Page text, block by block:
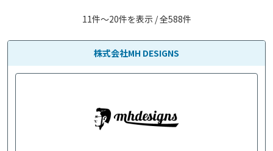
11件〜20件を表示 / 全588件
株式会社MH DESIGNS